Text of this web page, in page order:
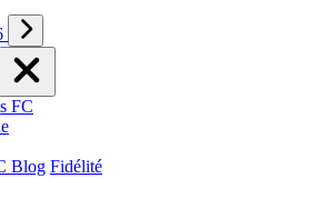
FC
Blog Fidélité